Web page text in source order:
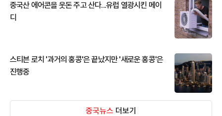
중국산 에어콘을 웃돈 주고 산다...유럽 열광시킨 메이
디
스티븐 로치 '과거의 홍콩'은 끝났지만 '새로운 홍콩'은
진행중
중국뉴스 더보기